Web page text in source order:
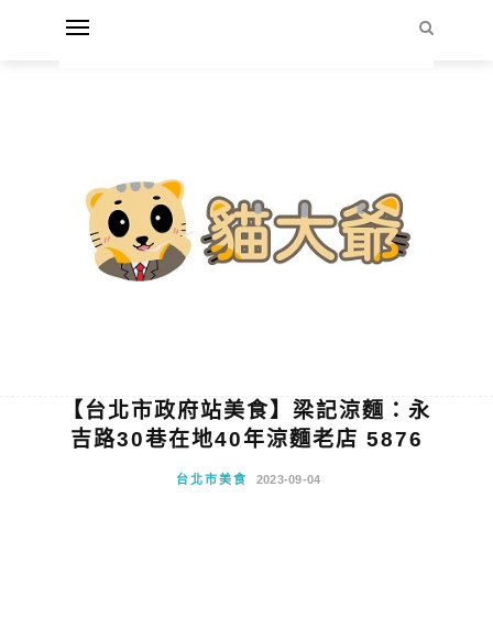
【台北市政府站美食】梁記涼麵：永
吉路30巷在地40年涼麵老店 5876
台北市美食 2023-09-04